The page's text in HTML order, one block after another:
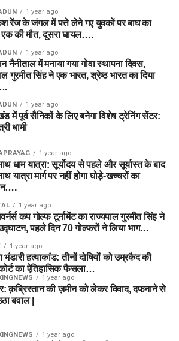
1 year ago
रेंज के जंगल में पत्ते लेने गए युवकों पर बाघ का
एक की मौत, दूसरा घायल….
1 year ago
नैनीताल में मनाया गया गोवा स्थापना दिवस,
गुरमीत सिंह ने एक भारत, श्रेष्ठ भारत का दिया
1 year ago
में पूर्व सैनिकों के लिए बनेगा विशेष ट्रेनिंग सेंटर:
धामी
1 year ago
धाम यात्रा: सूर्योदय से पहले और सूर्यास्त के बाद
यात्रा मार्ग पर नहीं होगा घोड़े-खच्चरों का
1 year ago
कप गोल्फ टूर्नामेंट का राज्यपाल गुरमीत सिंह ने
पहले दिन 70 गोल्फरों ने लिया भाग…
1 year ago
भंडारी हत्याकांड: तीनों दोषियों को उम्रकैद की
का ऐतिहासिक फैसला…
1 year ago
क़ब्रिस्तान की ज़मीन को लेकर विवाद, दफनाने से
बवाल |
1 year ago